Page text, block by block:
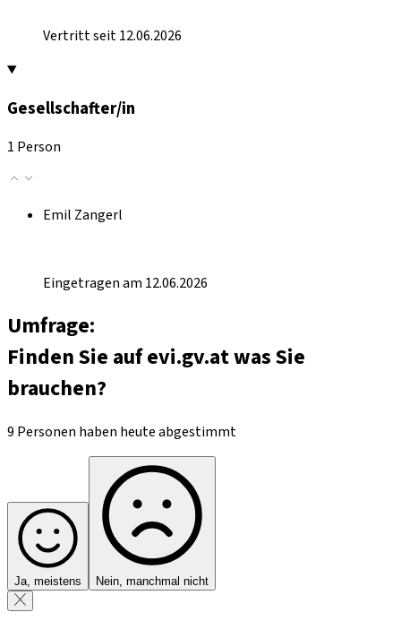
Vertritt seit 12.06.2026
Gesellschafter/in
1 Person
Emil Zangerl
Eingetragen am 12.06.2026
Umfrage:
Finden Sie auf evi.gv.at was Sie
brauchen?
9 Personen haben heute abgestimmt
Ja, meistens Nein, manchmal nicht